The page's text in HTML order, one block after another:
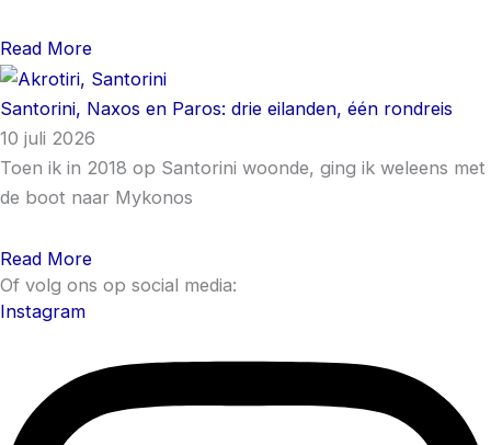
Read More
Santorini, Naxos en Paros: drie eilanden, één rondreis
10 juli 2026
Toen ik in 2018 op Santorini woonde, ging ik weleens met
de boot naar Mykonos
Read More
Of volg ons op social media:
Instagram